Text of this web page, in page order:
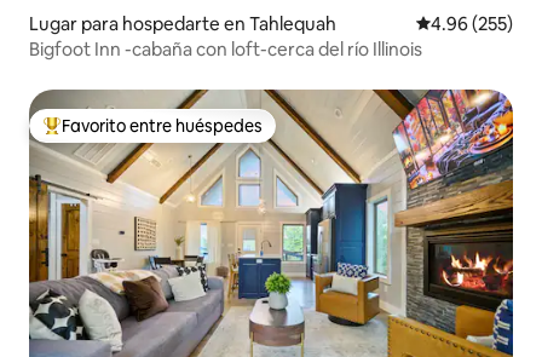
Lugar para hospedarte en Tahlequah Calificación
4.96 (255)
Bigfoot Inn -cabaña con loft-cerca del río Illinois
De los mejores en Favorito entre huéspedes
Favorito entre huéspedes